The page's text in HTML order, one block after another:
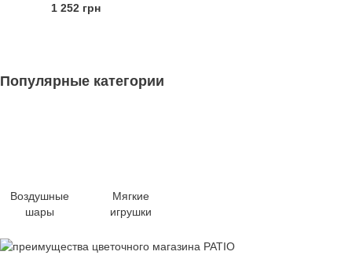
1 252 грн
Популярные категории
Воздушные
шары
Мягкие
игрушки